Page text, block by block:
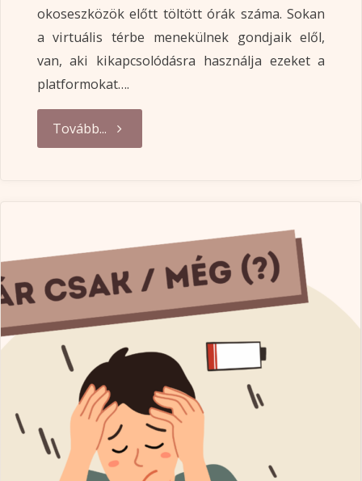
okoseszközök előtt töltött órák száma. Sokan
a virtuális térbe menekülnek gondjaik elől,
van, aki kikapcsolódásra használja ezeket a
platformokat….
Tovább... "A